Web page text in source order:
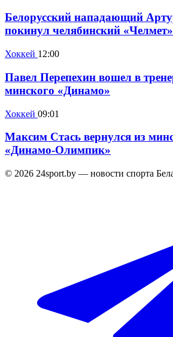
Белорусский нападающий
покинул челябинский «Челмет»
Хоккей 12:00
Павел Перепехин вошел в
минского «Динамо»
Хоккей 09:01
Максим Стась вернулся из
«Динамо-Олимпик»
© 2026 24sport.by — новости спорта